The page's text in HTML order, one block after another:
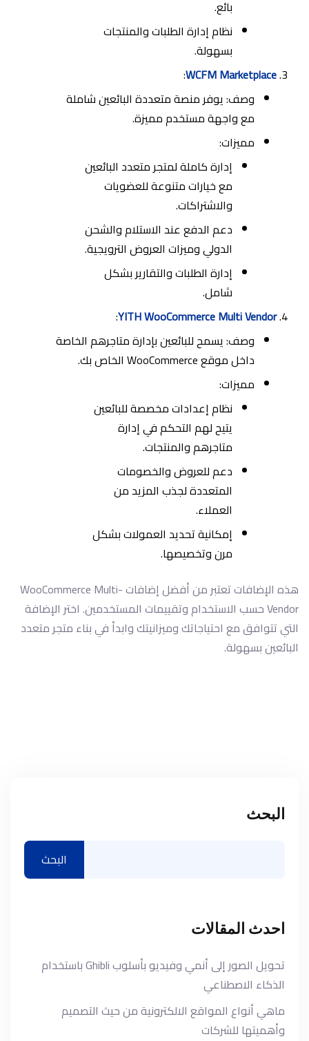
بائع.
نظام إدارة الطلبات والمنتجات
بسهولة.
WCFM Marketplace
:
وصف: يوفر منصة متعددة البائعين شاملة
مع واجهة مستخدم مميزة.
مميزات:
إدارة كاملة لمتجر متعدد البائعين
مع خيارات متنوعة للعضويات
والاشتراكات.
دعم الدفع عند الاستلام والشحن
الدولي وميزات العروض الترويجية.
إدارة الطلبات والتقارير بشكل
شامل.
YITH WooCommerce Multi Vendor
:
وصف: يسمح للبائعين بإدارة متاجرهم الخاصة
داخل موقع WooCommerce الخاص بك.
مميزات:
نظام إعدادات مخصصة للبائعين
يتيح لهم التحكم في إدارة
متاجرهم والمنتجات.
دعم للعروض والخصومات
المتعددة لجذب المزيد من
العملاء.
إمكانية تحديد العمولات بشكل
مرن وتخصيصها.
هذه الإضافات تعتبر من أفضل إضافات WooCommerce Multi-
Vendor حسب الاستخدام وتقييمات المستخدمين. اختر الإضافة
التي تتوافق مع احتياجاتك وميزانيتك وابدأ في بناء متجر متعدد
البائعين بسهولة.
البحث
البحث
احدث المقالات
تحويل الصور إلى أنمي وفيديو بأسلوب Ghibli باستخدام
الذكاء الاصطناعي
ماهي أنواع المواقع الالكترونية من حيث التصميم
وأهميتها للشركات